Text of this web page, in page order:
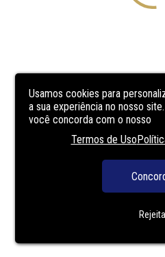
Usamos cookies para
a sua experiência no nosso
você concorda com o nosso
Termos de Uso